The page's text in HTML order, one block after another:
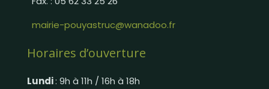
mairie-pouyastruc@wanadoo.fr
Horaires d’ouverture
Lundi: 9h à 11h / 16h à 18h